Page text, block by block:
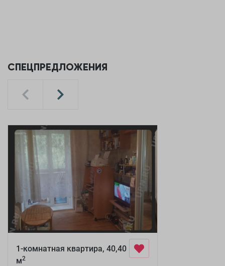
СПЕЦПРЕДЛОЖЕНИЯ
1-комнатная квартира, 40,40
м2